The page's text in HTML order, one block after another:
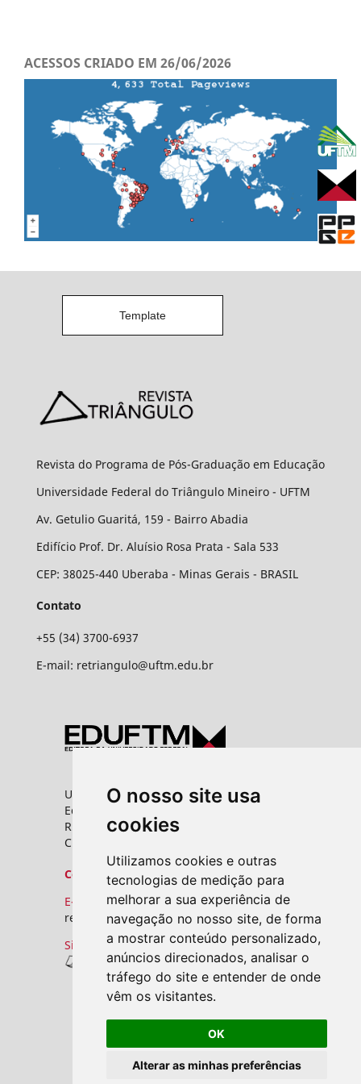
O nosso site usa
cookies
Utilizamos cookies e outras
tecnologias de medição para
melhorar a sua experiência de
navegação no nosso site, de forma
a mostrar conteúdo personalizado,
anúncios direcionados, analisar o
tráfego do site e entender de onde
vêm os visitantes.
OK
Alterar as minhas preferências
ACESSOS CRIADO EM 26/06/2026
Template
Revista do Programa de Pós-Graduação em Educação
Universidade Federal do Triângulo Mineiro - UFTM
Av. Getulio Guaritá, 159 - Bairro Abadia
Edifício Prof. Dr. Aluísio Rosa Prata - Sala 533
CEP: 38025-440 Uberaba - Minas Gerais - BRASIL
Contato
+55 (34) 3700-6937
E-mail: retriangulo@uftm.edu.br
Universidade Federal do Triângulo Mineiro
Editora UFTM
Rua Vigário Carlos, 100 - Bairro Abadia
CEP: 38025-350 - Uberaba/MG
Contato
E-mail:
revistas.seer@uftm.edu.br
Site
Revistas UFTM